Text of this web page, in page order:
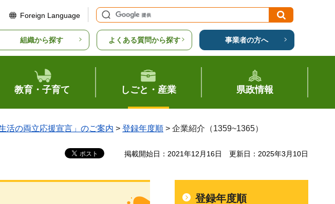
Foreign Language
組織から探す よくある質問から探す 事業者の方へ
教育・子育て しごと・産業 県政情報
活の両立応援宣言」のご案内 > 登録年度順 > 企業紹介（1359~1365）
掲載開始日：2021年12月16日 更新日：2025年3月10日
登録年度順